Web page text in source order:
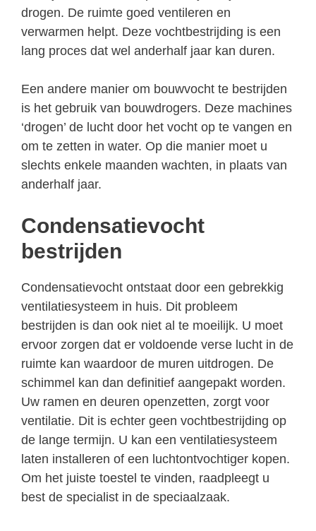
drogen. De ruimte goed ventileren en
verwarmen helpt. Deze vochtbestrijding is een
lang proces dat wel anderhalf jaar kan duren.
Een andere manier om bouwvocht te bestrijden
is het gebruik van bouwdrogers. Deze machines
‘drogen’ de lucht door het vocht op te vangen en
om te zetten in water. Op die manier moet u
slechts enkele maanden wachten, in plaats van
anderhalf jaar.
Condensatievocht
bestrijden
Condensatievocht ontstaat door een gebrekkig
ventilatiesysteem in huis. Dit probleem
bestrijden is dan ook niet al te moeilijk. U moet
ervoor zorgen dat er voldoende verse lucht in de
ruimte kan waardoor de muren uitdrogen. De
schimmel kan dan definitief aangepakt worden.
Uw ramen en deuren openzetten, zorgt voor
ventilatie. Dit is echter geen vochtbestrijding op
de lange termijn. U kan een ventilatiesysteem
laten installeren of een luchtontvochtiger kopen.
Om het juiste toestel te vinden, raadpleegt u
best de specialist in de speciaalzaak.